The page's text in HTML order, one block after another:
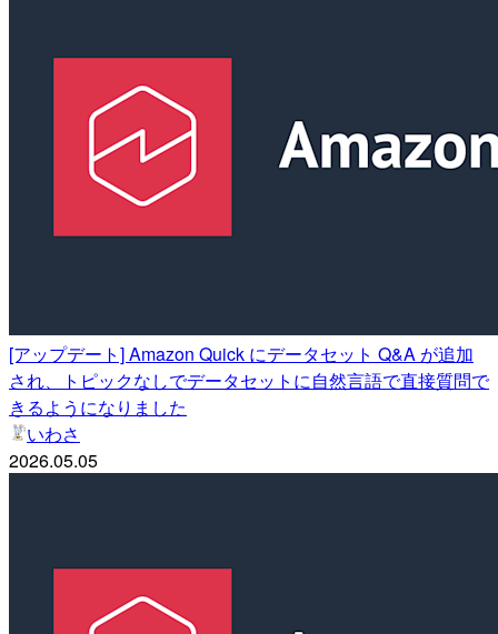
[アップデート] Amazon Quick にデータセット Q&A が追加
され、トピックなしでデータセットに自然言語で直接質問で
きるようになりました
いわさ
2026.05.05